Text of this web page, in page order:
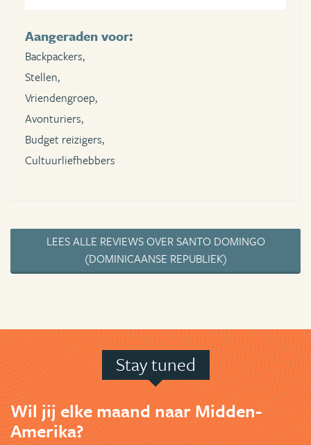
Aangeraden voor:
Backpackers,
Stellen,
Vriendengroep,
Avonturiers,
Budget reizigers,
Cultuurliefhebbers
LEES ALLE REVIEWS OVER SANTO DOMINGO
(DOMINICAANSE REPUBLIEK)
Stay tuned
Wil jij elke maand naar Midden-
Amerika?